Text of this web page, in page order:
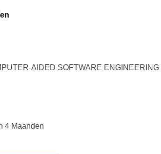
AIDED SOFTWARE ENGINEERING
4 Maanden